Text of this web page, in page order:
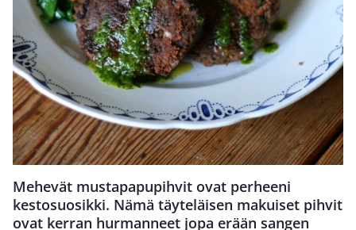
Mehevät mustapapupihvit ovat perheeni
kestosuosikki. Nämä täyteläisen makuiset pihvit
ovat kerran hurmanneet jopa erään sangen